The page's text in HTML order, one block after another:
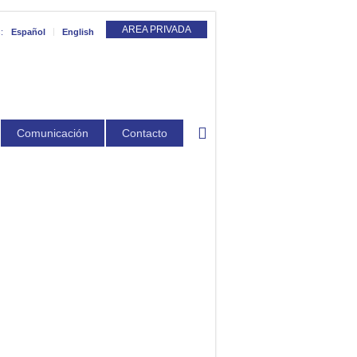
AREA PRIVADA
Español English
Comunicación Contacto